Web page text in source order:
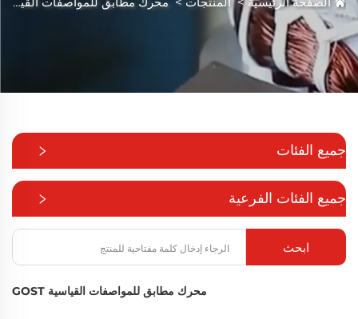
جميع الفئات
جميع الفئات الفرعية
ابحث
محرك مطابق للمواصفات القياسية GOST